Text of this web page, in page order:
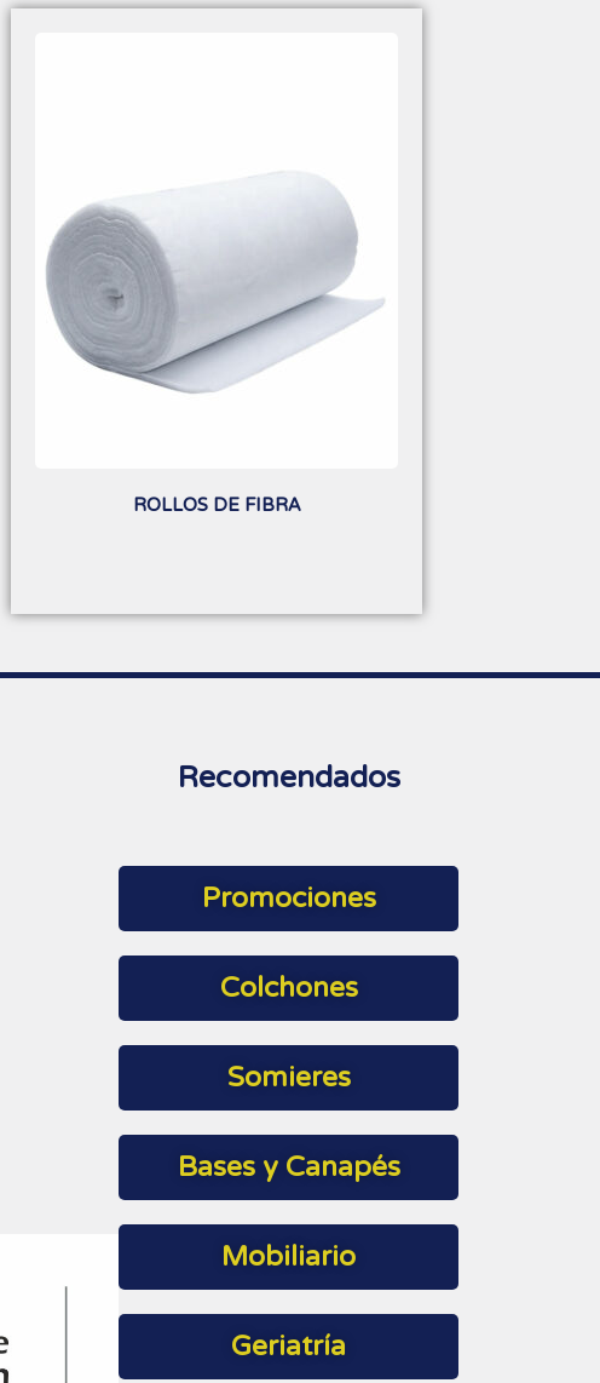
ROLLOS DE FIBRA
Recomendados
Promociones
Colchones
Somieres
Bases y Canapés
Mobiliario
Geriatría